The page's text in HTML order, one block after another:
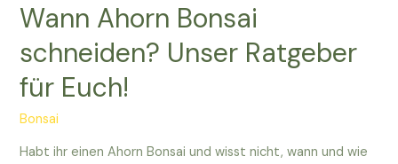
mit
Düngen
beginnen
solltet
Wann Ahorn Bonsai
schneiden? Unser Ratgeber
für Euch!
Bonsai
Habt ihr einen Ahorn Bonsai und wisst nicht, wann und wie